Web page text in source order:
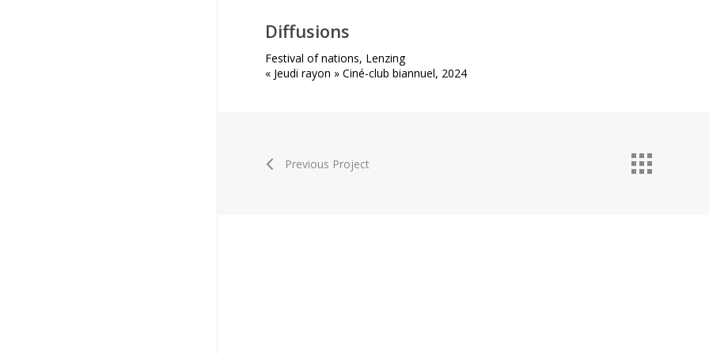
Diffusions
Festival of nations, Lenzing
« Jeudi rayon » Ciné-club biannuel, 2024
Previous Project